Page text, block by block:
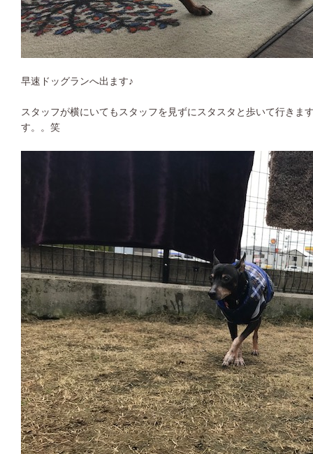
早速ドッグランへ出ます♪
スタッフが横にいてもスタッフを見ずにスタスタと歩いて行きま
す。。笑